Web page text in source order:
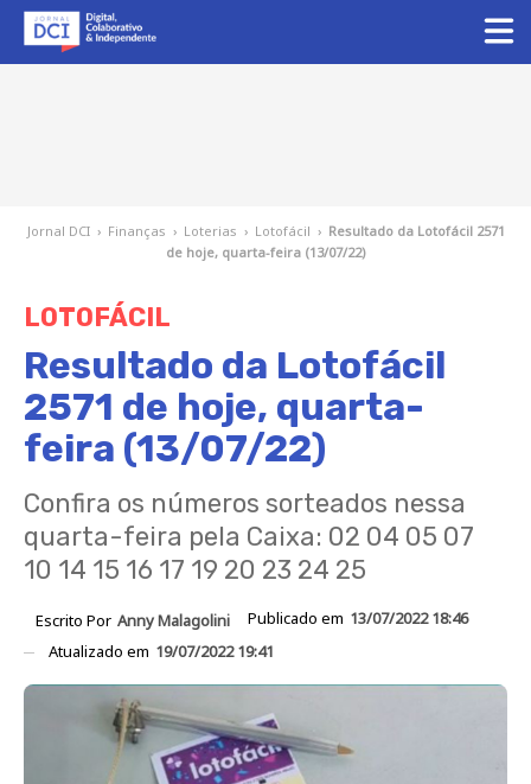
Jornal DCI › Finanças › Loterias › Lotofácil › Resultado da Lotofácil 2571
de hoje, quarta-feira (13/07/22)
LOTOFÁCIL
Resultado da Lotofácil
2571 de hoje, quarta-
feira (13/07/22)
Confira os números sorteados nessa
quarta-feira pela Caixa: 02 04 05 07
10 14 15 16 17 19 20 23 24 25
Escrito Por Anny Malagolini Publicado em 13/07/2022 18:46
Atualizado em 19/07/2022 19:41